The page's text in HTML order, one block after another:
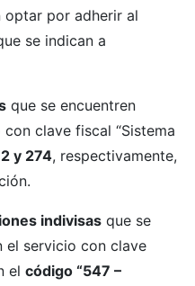
optar por adherir al
se indican a
que se encuentren
clave fiscal “Sistema
y 274, respectivamente,
indivisas que se
el servicio con clave
el código “547 –